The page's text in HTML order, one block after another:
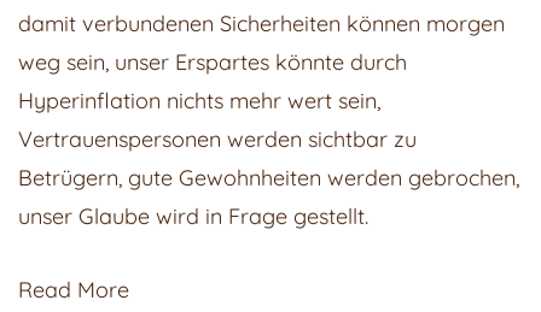
damit verbundenen Sicherheiten können morgen
weg sein, unser Erspartes könnte durch
Hyperinflation nichts mehr wert sein,
Vertrauenspersonen werden sichtbar zu
Betrügern, gute Gewohnheiten werden gebrochen,
unser Glaube wird in Frage gestellt.
Read More